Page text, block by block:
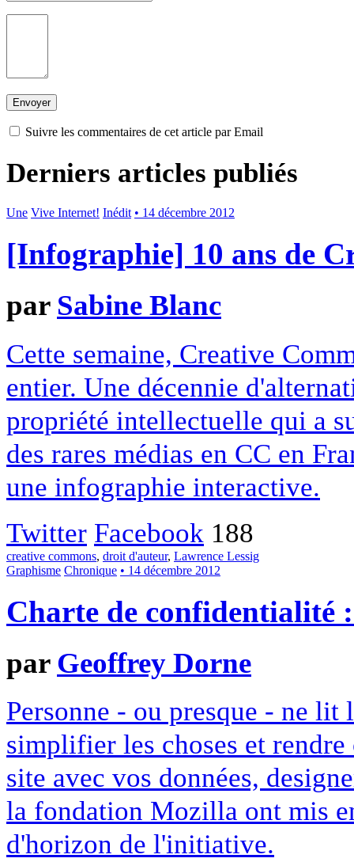
Suivre les commentaires de cet article par Email
Derniers articles publiés
Une Vive Internet! Inédit • 14 décembre 2012
[Infographie] 10 ans de
par Sabine Blanc
Cette semaine, Creative
entier. Une décennie
propriété intellectuelle qui a
des rares médias en CC en
une infographie interactive.
Twitter Facebook 188
creative commons, droit d'auteur, Lawrence Lessig
Graphisme Chronique • 14 décembre 2012
Charte de confidentialité
par Geoffrey Dorne
Personne - ou presque - ne
simplifier les choses et
site avec vos données,
la fondation Mozilla ont mis
d'horizon de l'initiative.